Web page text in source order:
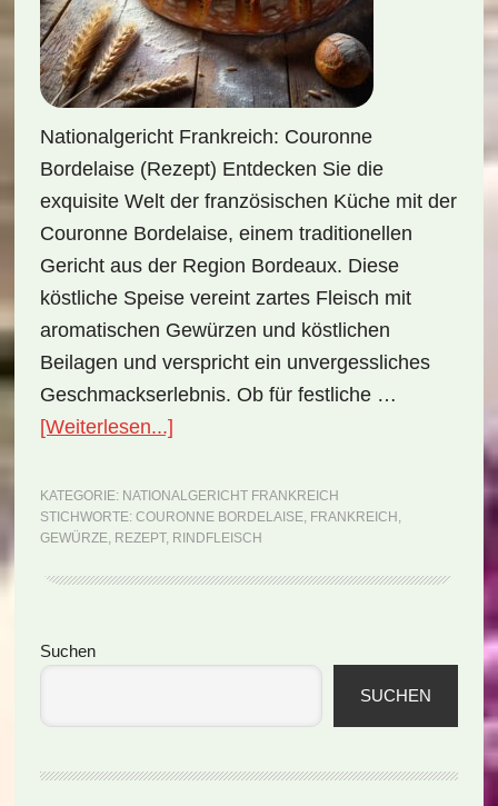
Nationalgericht Frankreich: Couronne
Bordelaise (Rezept) Entdecken Sie die
exquisite Welt der französischen Küche mit der
Couronne Bordelaise, einem traditionellen
Gericht aus der Region Bordeaux. Diese
köstliche Speise vereint zartes Fleisch mit
aromatischen Gewürzen und köstlichen
Beilagen und verspricht ein unvergessliches
Geschmackserlebnis. Ob für festliche …
[Weiterlesen...]ÜberNationalgericht
Couronne
Bordelaise
KATEGORIE: NATIONALGERICHT FRANKREICH
STICHWORTE: COURONNE BORDELAISE, FRANKREICH ,
GEWÜRZE, REZEPT, RINDFLEISCH
Seitenspalte
Suchen
SUCHEN